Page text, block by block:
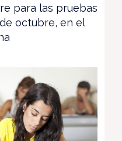
para las pruebas
octubre, en el